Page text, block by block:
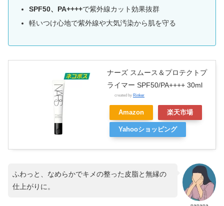
SPF50、PA++++で紫外線カット効果抜群
軽いつけ心地で紫外線や大気汚染から肌を守る
ナーズ スムース＆プロテクトプ
ライマー SPF50/PA++++ 30ml
created by Rinker
Amazon 楽天市場
Yahooショッピング
ふわっと、なめらかでキメの整った皮脂と無縁の
仕上がりに。